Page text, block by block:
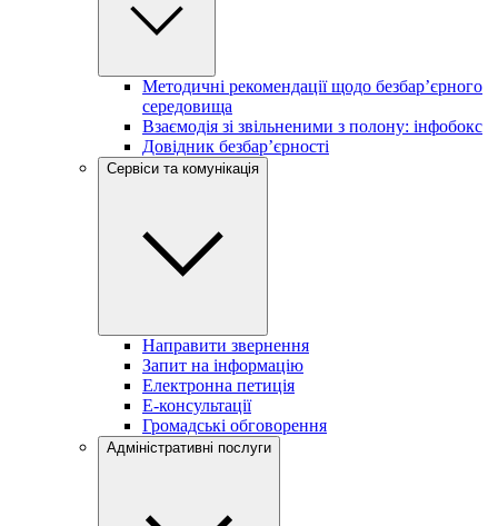
Методичні рекомендації щодо безбар’єрного
середовища
Взаємодія зі звільненими з полону: інфобокс
Довідник безбар’єрності
Сервіси та комунікація
Направити звернення
Запит на інформацію
Електронна петиція
Е-консультації
Громадські обговорення
Адміністративні послуги